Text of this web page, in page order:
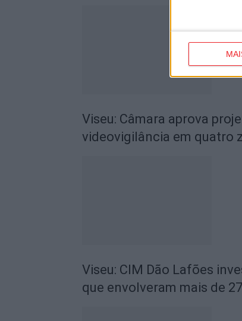
Viseu: Câmara aprova
videovigilância em quatro
Viseu: CIM Dão Lafões
que envolveram mais de